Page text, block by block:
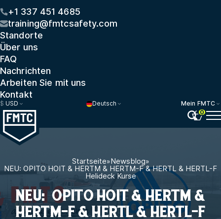
+1 337 451 4685
training@fmtcsafety.com
Standorte
Über uns
FAQ
Nachrichten
Arbeiten Sie mit uns
Kontakt
$ USD Deutsch
Mein FMTC
0
Startseite»Newsblog»
NEU: OPITO HOIT & HERTM & HERTM-F & HERTL & HERTL-F
Helideck Kurse
NEU: OPITO HOIT & HERTM &
HERTM-F & HERTL & HERTL-F